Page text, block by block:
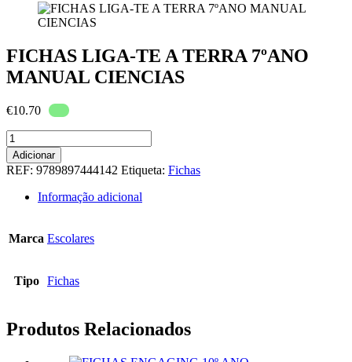
FICHAS LIGA-TE A TERRA 7ºANO
MANUAL CIENCIAS
€10.70
Quantidade
de
FICHAS
LIGA-
7ºANO
Adicionar
REF: 9789897444142 Etiqueta: Fichas
Informação adicional
Marca Escolares
Tipo Fichas
Produtos Relacionados